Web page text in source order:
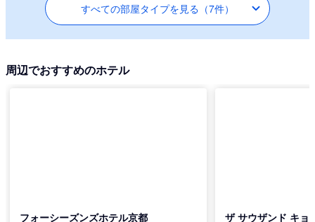
すべての部屋タイプを見る（7件）
周辺でおすすめのホテル
フォーシーズンズホテル京都 ザ サウザンド キョ